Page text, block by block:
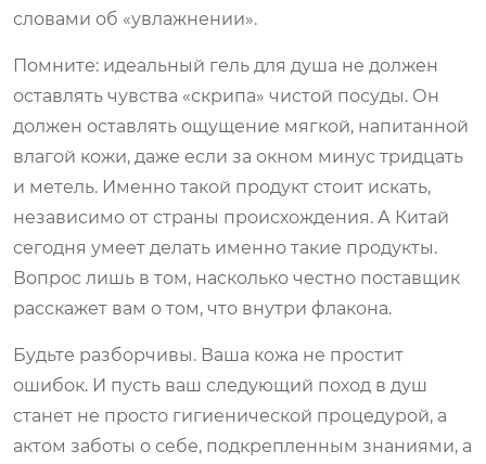
словами об «увлажнении».
Помните: идеальный гель для душа не должен
оставлять чувства «скрипа» чистой посуды. Он
должен оставлять ощущение мягкой, напитанной
влагой кожи, даже если за окном минус тридцать
и метель. Именно такой продукт стоит искать,
независимо от страны происхождения. А Китай
сегодня умеет делать именно такие продукты.
Вопрос лишь в том, насколько честно поставщик
расскажет вам о том, что внутри флакона.
Будьте разборчивы. Ваша кожа не простит
ошибок. И пусть ваш следующий поход в душ
станет не просто гигиенической процедурой, а
актом заботы о себе, подкрепленным знаниями, а